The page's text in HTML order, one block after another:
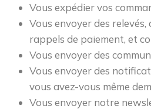
Vous expédier vos
Vous envoyer des
rappels de paiement, et
Vous envoyer des
Vous envoyer des
vous avez-vous même
Vous envoyer notre